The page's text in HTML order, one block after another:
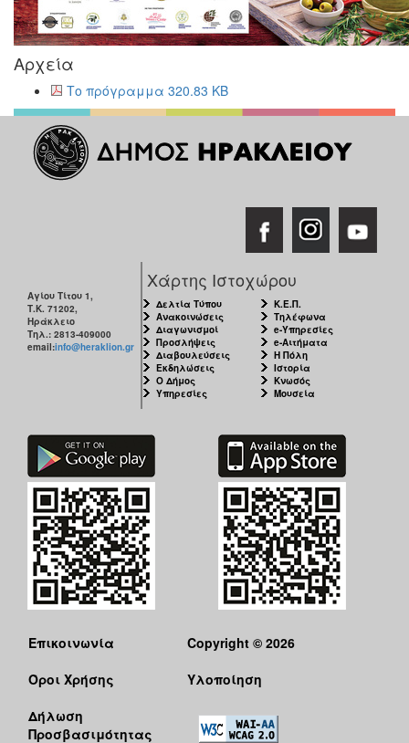
Αρχεία
Το πρόγραμμα 320.83 KB
Αγίου Τίτου 1,
Τ.Κ. 71202,
Ηράκλειο
Τηλ.: 2813-409000
email:info@heraklion.gr
Χάρτης Ιστοχώρου
Δελτία Τύπου
Ανακοινώσεις
Διαγωνισμοί
Προσλήψεις
Διαβουλεύσεις
Εκδηλώσεις
Ο Δήμος
Υπηρεσίες
Κ.Ε.Π.
Τηλέφωνα
e-Υπηρεσίες
e-Αιτήματα
Η Πόλη
Ιστορία
Κνωσός
Μουσεία
Επικοινωνία
Όροι Χρήσης
Δήλωση
Προσβασιμότητας
Copyright © 2026
Υλοποίηση